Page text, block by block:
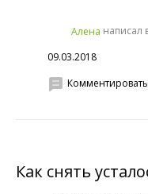
Алена написал
09.03.2018
Комментировать
Как снять